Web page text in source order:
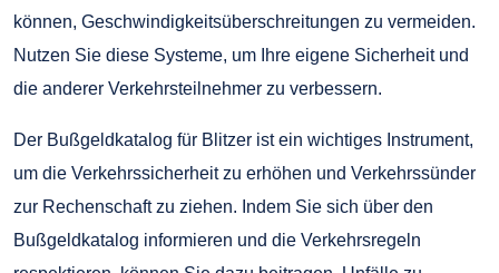
können, Geschwindigkeitsüberschreitungen zu vermeiden.
Nutzen Sie diese Systeme, um Ihre eigene Sicherheit und
die anderer Verkehrsteilnehmer zu verbessern.
Der Bußgeldkatalog für Blitzer ist ein wichtiges Instrument,
um die Verkehrssicherheit zu erhöhen und Verkehrssünder
zur Rechenschaft zu ziehen. Indem Sie sich über den
Bußgeldkatalog informieren und die Verkehrsregeln